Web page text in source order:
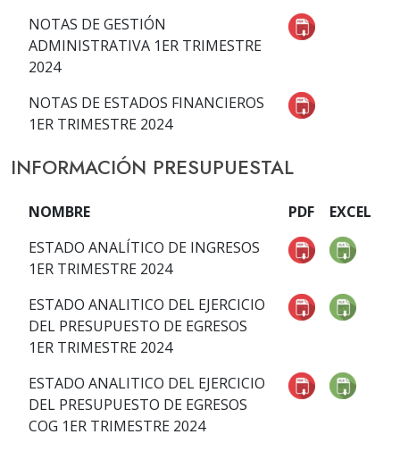
NOTAS DE GESTIÓN
ADMINISTRATIVA 1ER TRIMESTRE
2024
NOTAS DE ESTADOS FINANCIEROS
1ER TRIMESTRE 2024
INFORMACIÓN PRESUPUESTAL
NOMBRE PDF
EXCEL
ESTADO ANALÍTICO DE INGRESOS
1ER TRIMESTRE 2024
ESTADO ANALITICO DEL EJERCICIO
DEL PRESUPUESTO DE EGRESOS
1ER TRIMESTRE 2024
ESTADO ANALITICO DEL EJERCICIO
DEL PRESUPUESTO DE EGRESOS
COG 1ER TRIMESTRE 2024